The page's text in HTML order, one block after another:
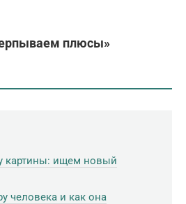
плюсы»
картины: ищем новый
человека и как она